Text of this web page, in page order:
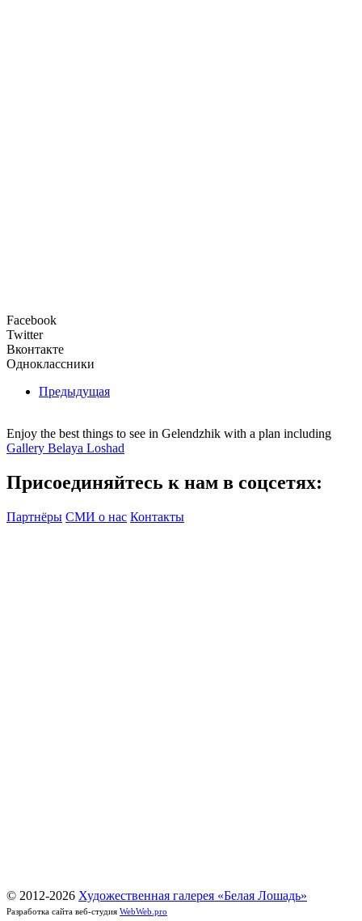
Facebook
Twitter
Вконтакте
Одноклассники
Предыдущая
Enjoy the best things to see in Gelendzhik with a plan including
Gallery Belaya Loshad
Присоединяйтесь к нам в соцсетях:
Партнёры СМИ о нас Контакты
© 2012-2026 Художественная галерея «Белая Лошадь»
Разработка сайта веб-студия WebWeb.pro